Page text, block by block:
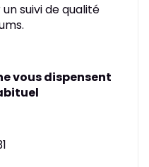
suivi de qualité
vous dispensent